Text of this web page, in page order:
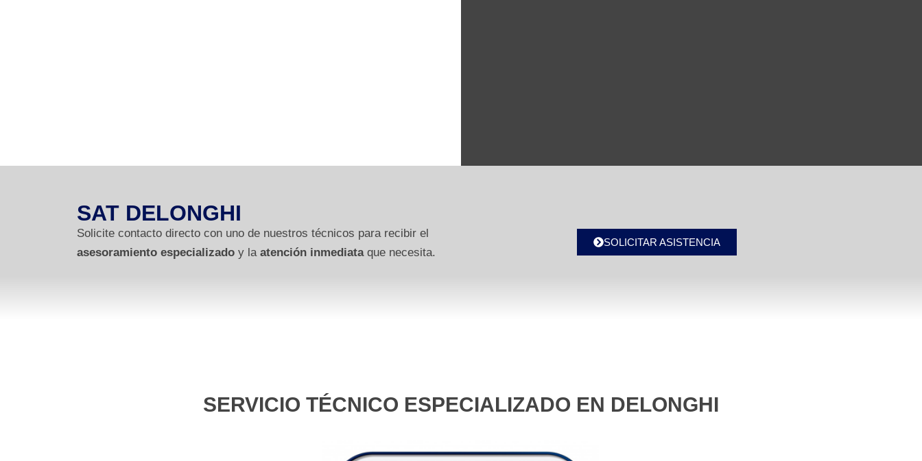
SAT DELONGHI
Solicite contacto directo con uno de nuestros técnicos para recibir el
asesoramiento especializado y la atención inmediataque necesita.
SOLICITAR ASISTENCIA
SERVICIO TÉCNICO ESPECIALIZADO EN DELONGHI